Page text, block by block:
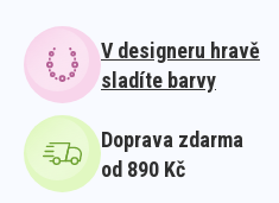
V designeru hravě
sladíte barvy
Doprava zdarma
od 890 Kč